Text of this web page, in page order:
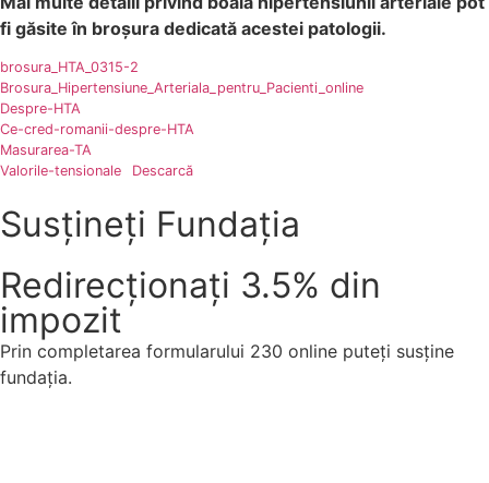
fi găsite în broșura dedicată acestei patologii.
brosura_HTA_0315-2
Brosura_Hipertensiune_Arteriala_pentru_Pacienti_online
Despre-HTA
Ce-cred-romanii-despre-HTA
Masurarea-TA
Valorile-tensionale
Descarcă
Susțineți Fundația
Redirecționați 3.5% din
impozit
Prin completarea formularului 230 online puteți susține
fundația.